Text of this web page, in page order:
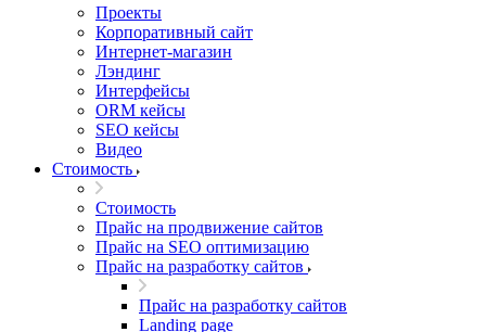
Проекты
Корпоративный сайт
Интернет-магазин
Лэндинг
Интерфейсы
ORM кейсы
SEO кейсы
Видео
Стоимость
Стоимость
Прайс на продвижение сайтов
Прайс на SEO оптимизацию
Прайс на разработку сайтов
Прайс на разработку сайтов
Landing page